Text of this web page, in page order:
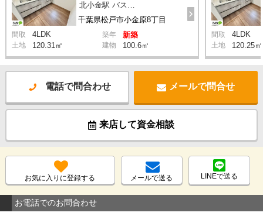
千葉県松戸市小金原8丁目
北小金駅 バス9分 停歩1分
間取 4LDK 築年 新築
土地 120.31㎡ 建物 100.6㎡
間取 4LDK
土地 120.25㎡
電話で問合わせ メールで問合せ
来店して資金相談
お気に入りに登録する メールで送る LINEで送る
お電話でのお問合わせ